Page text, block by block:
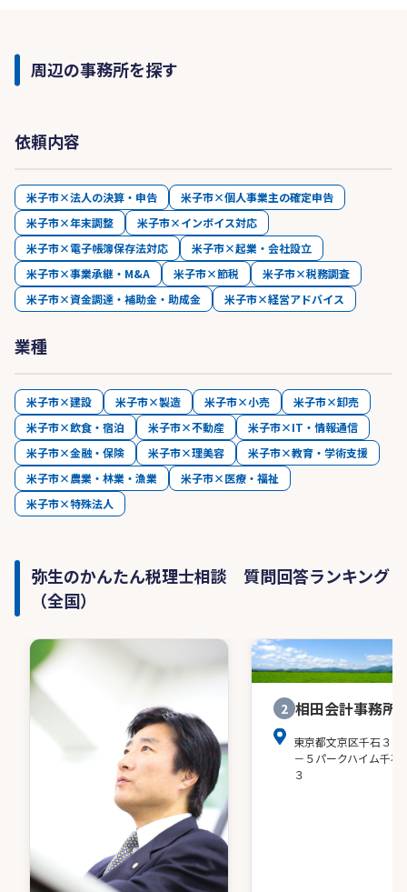
周辺の事務所を探す
依頼内容
米子市×法人の決算・申告
米子市×個人事業主の確定申告
米子市×年末調整
米子市×インボイス対応
米子市×電子帳簿保存法対応
米子市×起業・会社設立
米子市×事業承継・M&A
米子市×節税
米子市×税務調査
米子市×資金調達・補助金・助成金
米子市×経営アドバイス
業種
米子市×建設 米子市×製造 米子市×小売
米子市×卸売
米子市×飲食・宿泊
米子市×不動産
米子市×IT・情報通信
米子市×金融・保険
米子市×理美容
米子市×教育・学術支援
米子市×農業・林業・漁業
米子市×医療・福祉
米子市×特殊法人
弥生のかんたん税理士相談 質問回答ランキング
（全国）
2 相田会計事務所
東京都文京区千石３－
－５パークハイム千石
３